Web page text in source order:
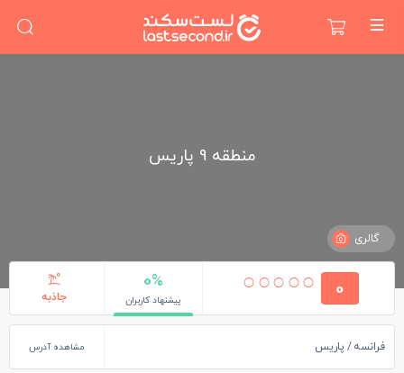
منطقه 9 پاریس
گالری
0
0%
پیشنهاد کاربران جاذبه
فرانسه پاریس مشاهده آدرس